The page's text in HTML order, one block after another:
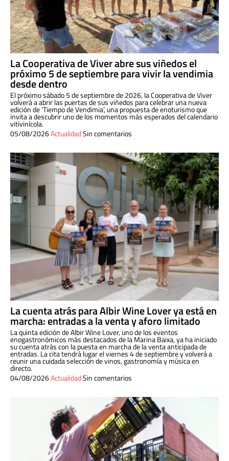
La Cooperativa de Viver abre sus viñedos el
próximo 5 de septiembre para vivir la vendimia
desde dentro
El próximo sábado 5 de septiembre de 2026, la Cooperativa de Viver
volverá a abrir las puertas de sus viñedos para celebrar una nueva
edición de ‘Tiempo de Vendimia’, una propuesta de enoturismo que
invita a descubrir uno de los momentos más esperados del calendario
vitivinícola.
05/08/2026ActualidadSin comentarios
La cuenta atrás para Albir Wine Lover ya está en
marcha: entradas a la venta y aforo limitado
La quinta edición de Albir Wine Lover, uno de los eventos
enogastronómicos más destacados de la Marina Baixa, ya ha iniciado
su cuenta atrás con la puesta en marcha de la venta anticipada de
entradas. La cita tendrá lugar el viernes 4 de septiembre y volverá a
reunir una cuidada selección de vinos, gastronomía y música en
directo.
04/08/2026ActualidadSin comentarios